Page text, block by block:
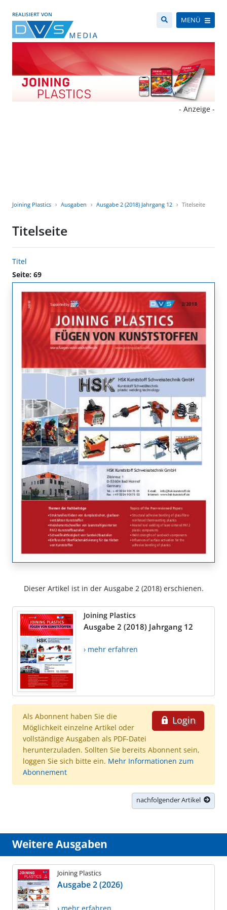
REALISIERT VON
MENÜ
- Anzeige -
Joining Plastics Ausgaben Ausgabe 2 (2018) Jahrgang 12 Titelseite
Titelseite
Titel
Seite: 69
Dieser Artikel ist in der Ausgabe 2 (2018) erschienen.
Joining Plastics
Ausgabe 2 (2018) Jahrgang 12
› mehr erfahren
Login
Als Abonnent haben Sie die
Möglichkeit einzelne Artikel oder
vollständige Ausgaben als PDF-Datei
herunterzuladen. Sollten Sie bereits Abonnent sein,
loggen Sie sich bitte ein. Mehr Informationen zum
Abonnement
nachfolgender Artikel
Weitere Ausgaben
Joining Plastics
Ausgabe 2 (2026)
› mehr erfahren